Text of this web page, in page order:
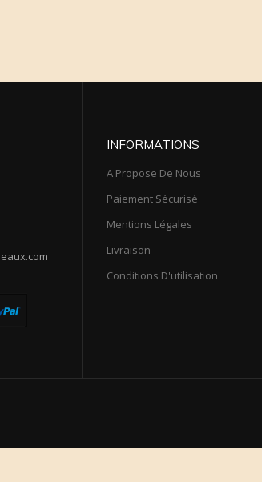
INFORMATIONS
A Propose De Nous
Paiement Sécurisé
Mentions Légales
Livraison
Conditions D'utilisation